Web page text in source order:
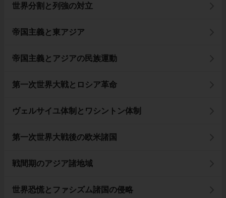
世界分割と列強の対立
帝国主義と東アジア
帝国主義とアジアの民族運動
第一次世界大戦とロシア革命
ヴェルサイユ体制とワシントン体制
第一次世界大戦後の欧米諸国
戦間期のアジア諸地域
世界恐慌とファシズム諸国の侵略